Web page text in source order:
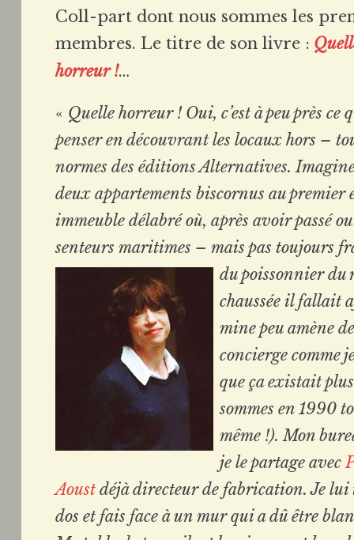
Coll-part dont nous sommes les
membres. Le titre de son livre :
horreur !…
« Quelle horreur ! Oui, c’est à peu près ce
penser en découvrant les locaux hors –
normes des éditions Alternatives.
deux appartements biscornus au premier
immeuble délabré où, après avoir passé
senteurs maritimes – mais pas toujours
du poissonnier du
chaussée il fallait
mine peu amène
concierge comme
que ça existait
sommes en 1990
même !). Mon
je le partage avec
Aoust déjà directeur de fabrication. Je lui
dos et fais face à un mur qui a dû être